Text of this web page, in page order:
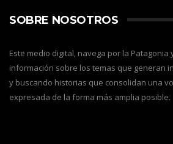
SOBRE NOSOTROS
Este medio digital, navega por la
información sobre los temas que generan
y buscando historias que consolidan una
expresada de la forma más amplia posible.